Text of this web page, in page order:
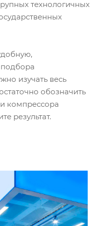
технологичных
изучать весь
обозначить
компрессора
результат.